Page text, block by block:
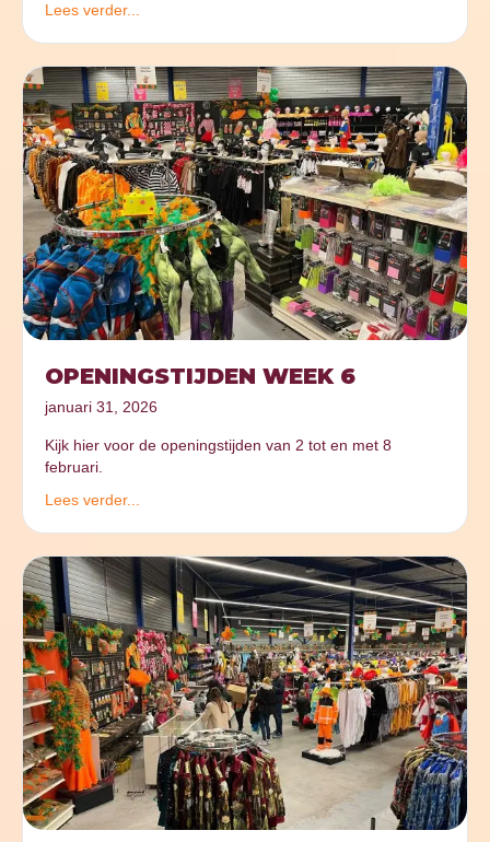
Lees verder...
OPENINGSTIJDEN WEEK 6
januari 31, 2026
Kijk hier voor de openingstijden van 2 tot en met 8
februari.
Lees verder...